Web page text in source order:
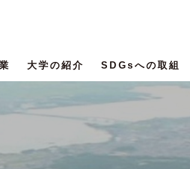
大学の紹介 SDGsへの取組